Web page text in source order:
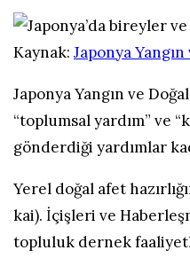
Kaynak: Japonya
Japonya Yangın ve
“toplumsal yardım” ve
gönderdiği yardımlar
Yerel doğal afet
kai). İçişleri ve
topluluk dernek